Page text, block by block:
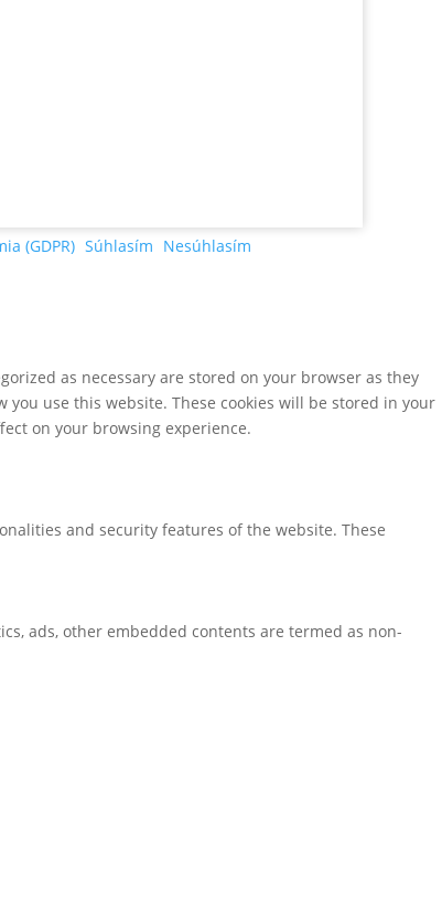
(GDPR) Súhlasím Nesúhlasím
as necessary are stored on your browser as they
use this website. These cookies will be stored in your
on your browsing experience.
and security features of the website. These
ads, other embedded contents are termed as non-